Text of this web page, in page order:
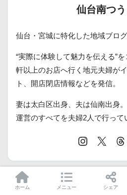
仙台南つ
仙台・宮城に特化した地域ブログ
“実際に体験して魅力を伝える”
軒以上のお店へ行く地元夫婦が
ト、開店閉店情報などを発信。
妻は太白区出身、夫は仙南出身
運営のすべてを夫婦2人で行って
カテゴリー
ホーム メニュー シェア